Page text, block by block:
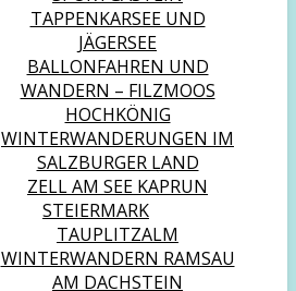
TAPPENKARSEE UND
JÄGERSEE
BALLONFAHREN UND
WANDERN – FILZMOOS
HOCHKÖNIG
WINTERWANDERUNGEN IM
SALZBURGER LAND
ZELL AM SEE KAPRUN
STEIERMARK
TAUPLITZALM
WINTERWANDERN RAMSAU
AM DACHSTEIN